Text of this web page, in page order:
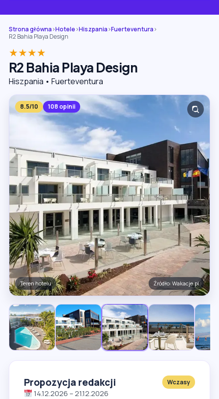
Strona główna›Hotele›Hiszpania›Fuerteventura›
R2 Bahia Playa Design
★★★★
R2 Bahia Playa Design
Hiszpania • Fuerteventura
8.5/10 108 opinii
Restauracja Źródło: Wakacje.pl
Propozycja redakcji Wczasy
14.12.2026 – 21.12.2026